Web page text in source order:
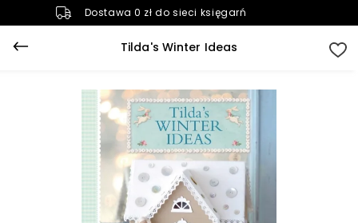
Dostawa 0 zł do sieci księgarń
Tilda's Winter Ideas